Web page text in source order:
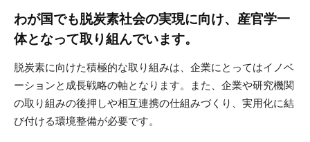
わが国でも脱炭素社会の実現に向け、産官学一
体となって取り組んでいます。
脱炭素に向けた積極的な取り組みは、企業にとってはイノベ
ーションと成長戦略の軸となります。また、企業や研究機関
の取り組みの後押しや相互連携の仕組みづくり、実用化に結
び付ける環境整備が必要です。